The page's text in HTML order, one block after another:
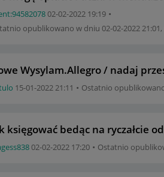
‎02-02-2022 19:19
opublikowano w dniu ‎02-02-202221:01,
Wysylam.Allegro / nadaj
‎15-01-202221:11 Ostatnio
księgować bedąc na ryczałcie
‎02-02-2022 17:20 Ostatnio